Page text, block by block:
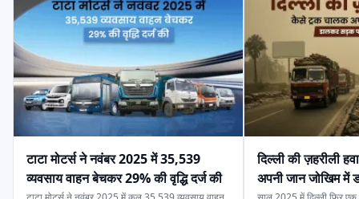
बजट के अनुसार सही मिनी ट्रक चुन सकें।
टाटा मोटर्स ने नवंबर 2025 में 35,539
व्यवसाय वाहन बेचकर 29% की वृद्धि दर्ज की
दिल्ली की ज़हरीली
अपनी जान जोखिम